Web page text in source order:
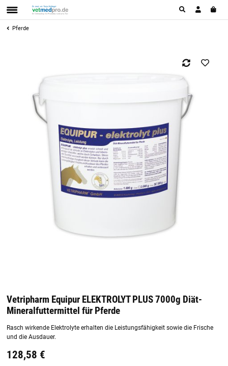
Pferde
Vetripharm Equipur ELEKTROLYT PLUS 7000g Diät-
Mineralfuttermittel für Pferde
Rasch wirkende Elektrolyte erhalten die Leistungsfähigkeit sowie die Frische
und die Ausdauer.
128,58 €